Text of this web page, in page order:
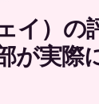
イ）の
が実際